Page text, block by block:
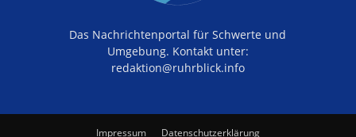
Das Nachrichtenportal für Schwerte und
Umgebung. Kontakt unter:
redaktion@ruhrblick.info
Impressum Datenschutzerklärung